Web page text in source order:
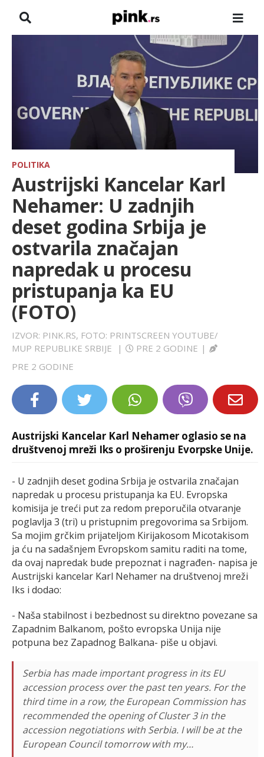
HRONIKA
FARMERI
TV
SPORT
LIFESTYLE
EXTRA
POLITIKA
Austrijski Kancelar Karl
Nehamer: U zadnjih
deset godina Srbija je
ostvarila značajan
napredak u procesu
pristupanja ka EU
(FOTO)
IZVOR: PINK.RS, FOTO: PRINTSCREEN YOUTUBE/
MUP REPUBLIKE SRBIJE
| PRE 2 GODINE |
PRE 2 GODINE
Austrijski Kancelar Karl Nehamer oglasio se na
društvenoj mreži Iks o proširenju Evorpske Unije.
- U zadnjih deset godina Srbija je ostvarila značajan
napredak u procesu pristupanja ka EU. Evropska
komisija je treći put za redom preporučila otvaranje
poglavlja 3 (tri) u pristupnim pregovorima sa Srbijom.
Sa mojim grčkim prijateljom Kirijakosom Micotakisom
ja ću na sadašnjem Evropskom samitu raditi na tome,
da ovaj napredak bude prepoznat i nagrađen- napisa je
Austrijski kancelar Karl Nehamer na društvenoj mreži
Iks i dodao:
- Naša stabilnost i bezbednost su direktno povezane sa
Zapadnim Balkanom, pošto evropska Unija nije
potpuna bez Zapadnog Balkana- piše u objavi.
Serbia has made important progress in its EU
accession process over the past ten years. For the
third time in a row, the European Commission has
recommended the opening of Cluster 3 in the
accession negotiations with Serbia. I will be at the
European Council tomorrow with my…